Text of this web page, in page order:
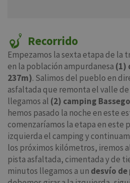
Recorrido
Empezamos la sexta etapa de la
en la población ampurdanesa (1)
237m). Salimos del pueblo en
asfaltada que remonta el valle
llegamos al (2) camping
hemos pasado la noche en este
comenzaríamos la etapa en este
izquierda el camping y
los próximos kilómetros, iremos
pista asfaltada, cimentada y de
minutos llegamos a un desvío